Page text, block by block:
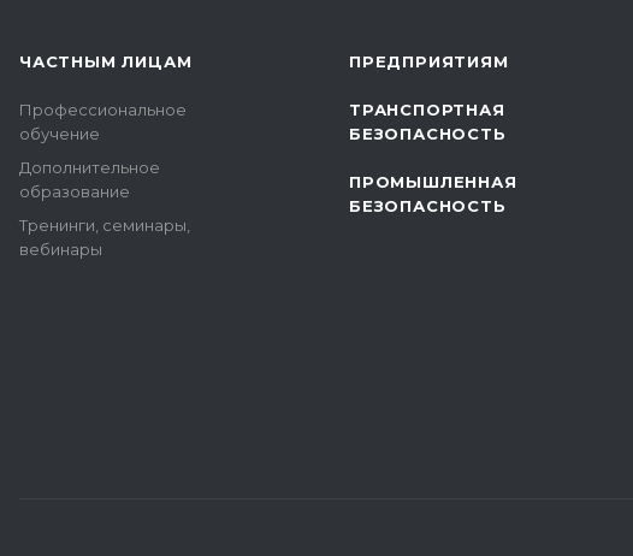
ЧАСТНЫМ ЛИЦАМ
Профессиональное
обучение
Дополнительное
образование
Тренинги, семинары,
вебинары
ПРЕДПРИЯТИЯМ
ТРАНСПОРТНАЯ
БЕЗОПАСНОСТЬ
ПРОМЫШЛЕННАЯ
БЕЗОПАСНОСТЬ